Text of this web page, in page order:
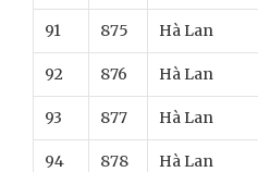
91 875 Hà Lan
92 876 Hà Lan
93 877 Hà Lan
94 878 Hà Lan